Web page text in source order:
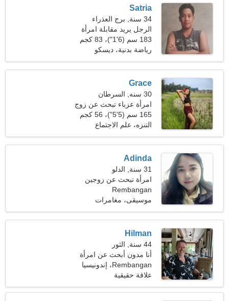
Satria
34 سنة, برج العذراء
الرجل يريد مقابلة امرأة
183 سم (6'1")، 83 كجم
(182 رطلا)رياضة بدنية، ديسكو
Grace
30 سنه, السرطان
امرأة عزباء تبحث عن زوج
35-41
165 سم (5'5")، 56 كجم
(123 رطلا)
التنزه، علم الاجتماع
Adinda
31 سنة, الدلو
امرأة تبحث عن زوجين
Rembangan
موسيقى، مغامرات
Hilman
44 سنة, الثور
أنا مدون أبحث عن امرأة
حسية
Rembangan، إندونيسيا
علاقة حقيقية